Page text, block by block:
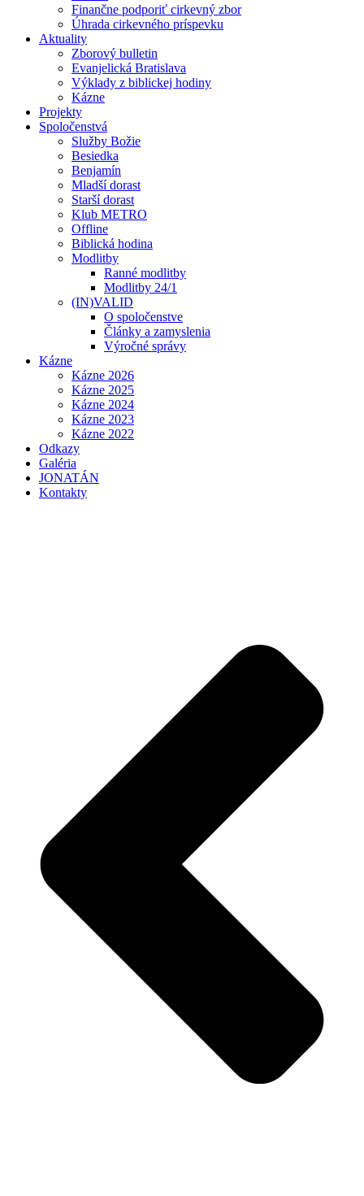
Finančne podporiť cirkevný zbor
Úhrada cirkevného príspevku
Aktuality
Zborový bulletin
Evanjelická Bratislava
Výklady z biblickej hodiny
Kázne
Projekty
Spoločenstvá
Služby Božie
Besiedka
Benjamín
Mladší dorast
Starší dorast
Klub METRO
Offline
Biblická hodina
Modlitby
Ranné modlitby
Modlitby 24/1
(IN)VALID
O spoločenstve
Články a zamyslenia
Výročné správy
Kázne
Kázne 2026
Kázne 2025
Kázne 2024
Kázne 2023
Kázne 2022
Odkazy
Galéria
JONATÁN
Kontakty